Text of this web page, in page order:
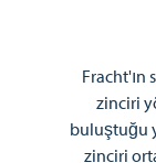
Fracht'ın
zinciri
buluştuğu
zinciri